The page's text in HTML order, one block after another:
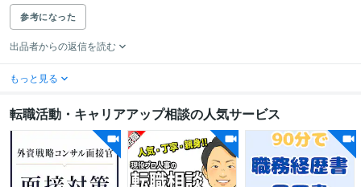
参考になった
出品者からの返信を読む
もっと見る
転職活動・キャリアアップ相談の人気サービス